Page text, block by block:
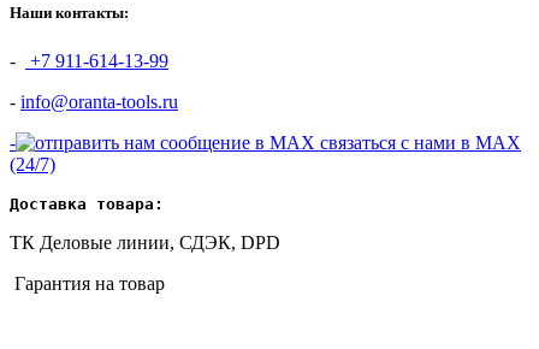
Наши контакты:
-
+7 911-614-13-99
- info@oranta-tools.ru
-
связаться с нами в MAX
(24/7)
Доставка товара:
ТК Деловые линии, СДЭК, DPD
Гарантия на товар